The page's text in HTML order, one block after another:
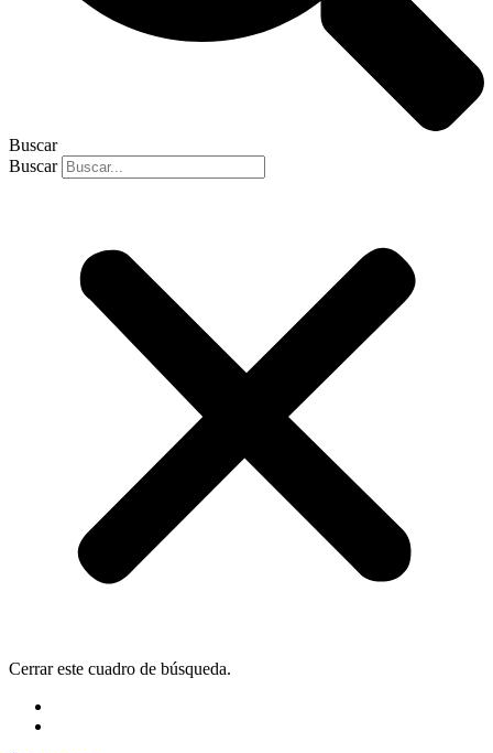
Buscar
Buscar
Cerrar este cuadro de búsqueda.